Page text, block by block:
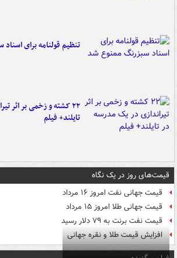
تنظیم قولنامه برای
۲۲ کشته و زخمی بر اثر
تایلند+ فیلم
قیمت‌های روز در یک نگاه
قیمت جهانی نفت امروز ۱۶ مرداد
قیمت جهانی طلا امروز ۱۵ مرداد
قیمت نفت برنت به ۷۹ دلار رسید
افزایش قیمت طلا و نقره جهانی